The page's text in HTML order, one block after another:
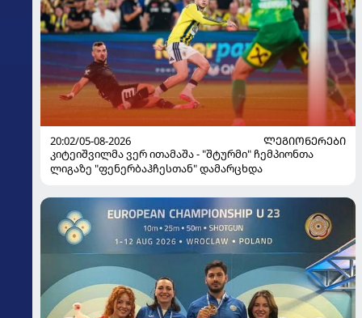
20:02/05-08-2026
ᲚᲔᲒᲘᲝᲜᲔᲠᲔᲑᲘ
კიტეიშვილმა ვერ ითამაშა - "შტურმი" ჩემპიონთა
ლიგაზე "ფენერბაჰჩესთან" დამარცხდა